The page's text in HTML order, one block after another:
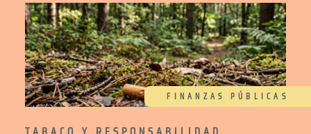
FINANZAS PÚBLICAS